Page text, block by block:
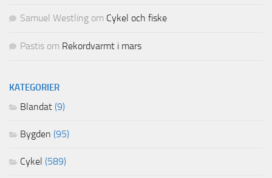
Samuel Westling om Cykel och fiske
Pastis om Rekordvarmt i mars
KATEGORIER
Blandat (9)
Bygden (95)
Cykel (589)